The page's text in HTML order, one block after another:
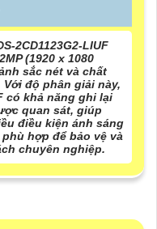
2CD1123G2-LIUF
(1920 x 1080
sắc nét và chất
độ phân giải này,
có khả năng ghi lại
quan sát, giúp
điều kiện ánh sáng
hợp để bảo vệ và
chuyên nghiệp.